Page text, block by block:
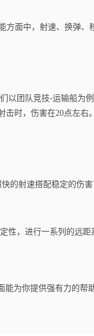
面中，射速、换弹、
以团队竞技-运输船为
时，伤害在20点左右
的射速搭配稳定的伤
性，进行一系列的远距
为你提供强有力的帮